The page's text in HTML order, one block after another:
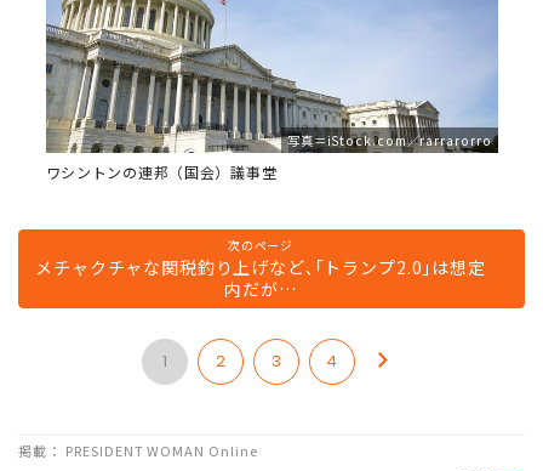
写真＝iStock.com／rarrarorro
ワシントンの連邦（国会）議事堂
次のページ
メチャクチャな関税釣り上げなど､｢トランプ2.0｣は想定
内だが…
1 2 3 4
掲載： PRESIDENT WOMAN Online